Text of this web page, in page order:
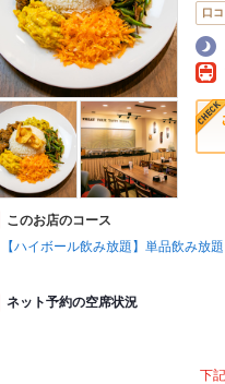
口
このお店のコース
【ハイボール飲み放題】単品飲み放題
ネット予約の空席状況
下